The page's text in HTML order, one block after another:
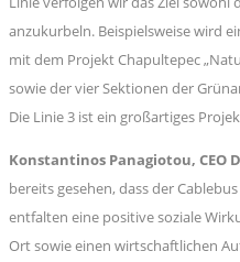
anzukurbeln. Beispielsweise wird
mit dem Projekt Chapultepec
sowie der vier Sektionen der
Die Linie 3 ist ein großartiges
Konstantinos Panagiotou, CEO
bereits gesehen, dass der
entfalten eine positive soziale
Ort sowie einen wirtschaftlichen